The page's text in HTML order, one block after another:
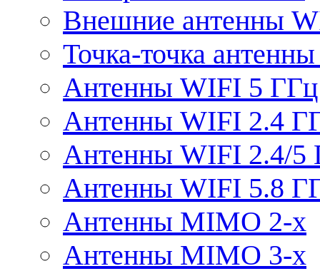
Внешние антенны
Точка-точка
Антенны WIFI 5 ГГц
Антенны WIFI 2.4
Антенны WIFI 2.4/5
Антенны WIFI 5.8
Антенны MIMO 2-x
Антенны MIMO 3-x